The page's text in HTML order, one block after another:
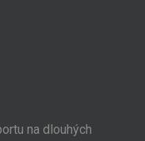
na dlouhých